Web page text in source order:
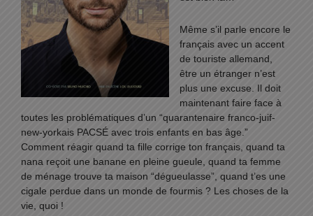
Même s’il parle encore le
français avec un accent
de touriste allemand,
être un étranger n’est
plus une excuse. Il doit
maintenant faire face à
toutes les problématiques d’un “quarantenaire franco-juif-
new-yorkais PACSÉ avec trois enfants en bas âge.”
Comment réagir quand ta fille corrige ton français, quand ta
nana reçoit une banane en pleine gueule, quand ta femme
de ménage trouve ta maison “dégueulasse”, quand t’es une
cigale perdue dans un monde de fourmis ? Les choses de la
vie, quoi !